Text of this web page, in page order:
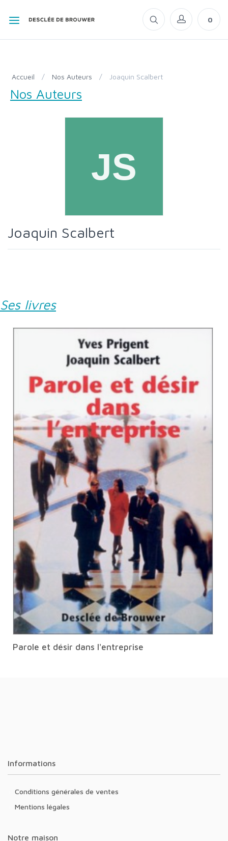
0
Accueil / Nos Auteurs / Joaquin Scalbert
Nos Auteurs
Joaquin Scalbert
Ses livres
Parole et désir dans l'entreprise
Informations
Conditions générales de ventes
Mentions légales
Notre maison